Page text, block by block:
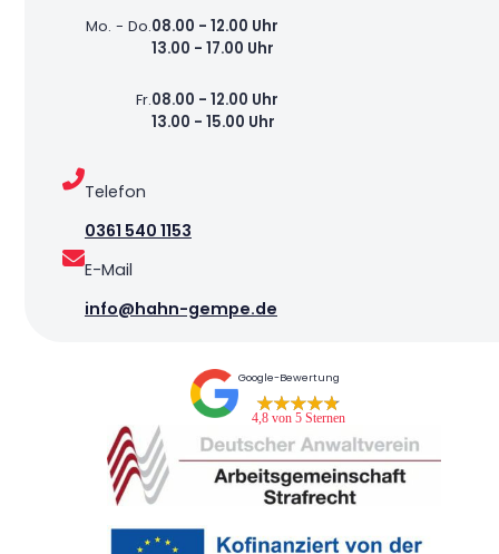
Google-Bewertung
4,8 von 5 Sternen
Mo. - Do.08.00 - 12.00 Uhr
13.00 - 17.00 Uhr
Fr.08.00 - 12.00 Uhr
13.00 - 15.00 Uhr
Telefon
0361 540 1153
E-Mail
info@hahn-gempe.de